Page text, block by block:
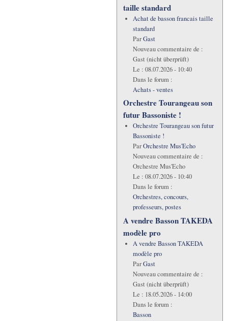
taille standard
Achat de basson francais taille
standard
ParGast
Nouveau commentaire de :
Gast (nicht überprüft)
Le : 08.07.2026 - 10:40
Dans le forum :
Achats - ventes
Orchestre Tourangeau son
futur Bassoniste !
Orchestre Tourangeau son futur
Bassoniste !
ParOrchestre Mus'Echo
Nouveau commentaire de :
Orchestre Mus'Echo
Le : 08.07.2026 - 10:40
Dans le forum :
Orchestres, concours,
professeurs, postes
A vendre Basson TAKEDA
modèle pro
A vendre Basson TAKEDA
modèle pro
ParGast
Nouveau commentaire de :
Gast (nicht überprüft)
Le : 18.05.2026 - 14:00
Dans le forum :
Basson